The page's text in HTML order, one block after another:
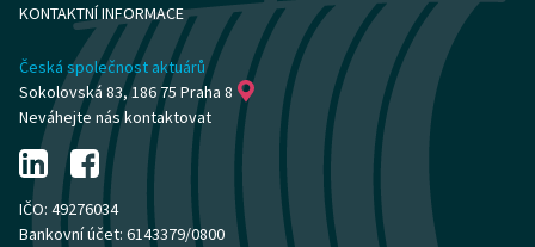
KONTAKTNÍ INFORMACE
Česká společnost aktuárů
Sokolovská 83, 186 75 Praha 8
Neváhejte nás kontaktovat
IČO: 49276034
Bankovní účet: 6143379/0800